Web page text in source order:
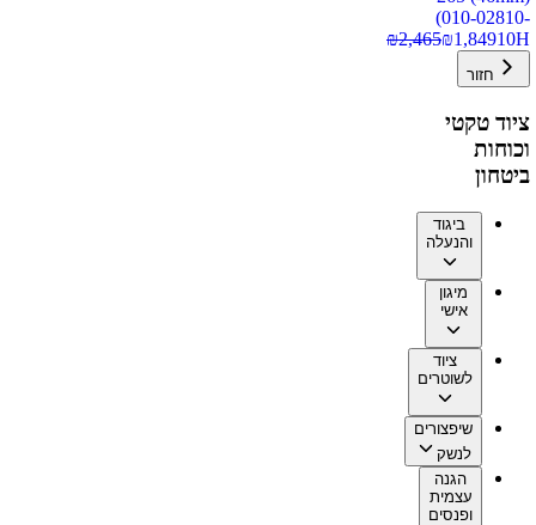
(010-02810-
10H
₪1,849
₪2,465
חזור
ציוד טקטי
וכוחות
ביטחון
ביגוד
והנעלה
מיגון
אישי
ציוד
לשוטרים
שיפצורים
לנשק
הגנה
עצמית
ופנסים